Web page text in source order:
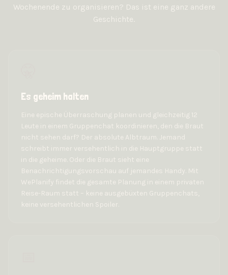
Wochenende zu organisieren? Das ist eine ganz andere
Geschichte.
Es geheim halten
Eine epische Überraschung planen und gleichzeitig 12
Leute in einem Gruppenchat koordinieren, den die Braut
nicht sehen darf? Der absolute Albtraum. Jemand
schreibt immer versehentlich in die Hauptgruppe statt
in die geheime. Oder die Braut sieht eine
Benachrichtigungsvorschau auf jemandes Handy. Mit
WePlanify findet die gesamte Planung in einem privaten
Reise-Raum statt – keine ausgebüxten Gruppenchats,
keine versehentlichen Spoiler.